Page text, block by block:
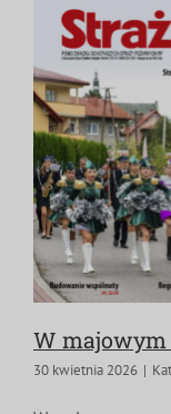
W majowym
30 kwietnia 2026 |